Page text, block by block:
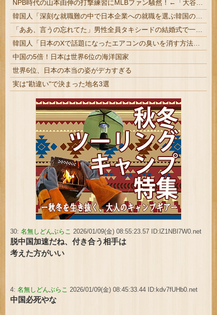
中国の5倍！日本は世界6位の海洋国家
世界6位、日本の本当の姿がデカすぎる
実は"勘違い"で決まった地名3選
30:名無しどんぶらこ 2026/01/09(金) 08:55:23.57 ID:lZ1NBl7W0.net
脱中国加速だね、付き合う相手は
考えた方がいい
4:名無しどんぶらこ 2026/01/09(金) 08:45:33.44 ID:kdv7fUHb0.net
中国必死やな